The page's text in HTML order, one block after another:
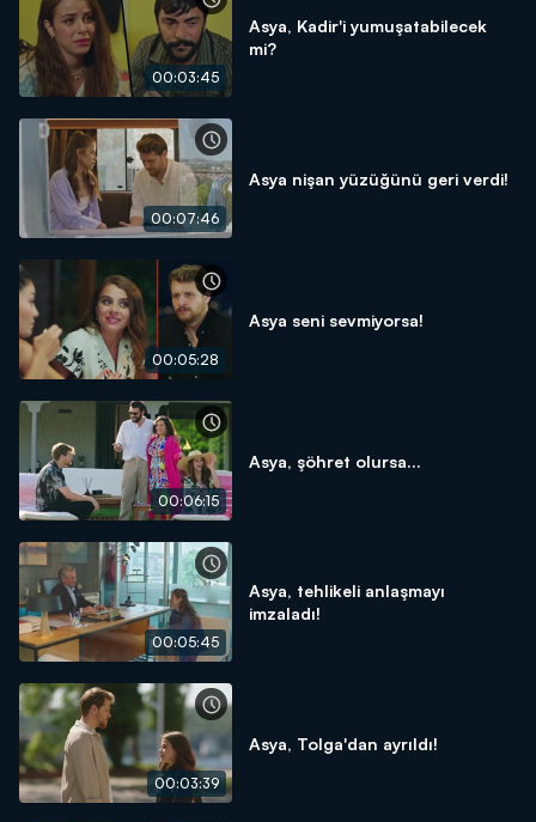
00:03:45
Asya, Kadir'i yumuşatabilecek
mi?
00:07:46
Asya nişan yüzüğünü geri verdi!
00:05:28
Asya seni sevmiyorsa!
00:06:15
Asya, şöhret olursa...
00:05:45
Asya, tehlikeli anlaşmayı
imzaladı!
00:03:39
Asya, Tolga'dan ayrıldı!